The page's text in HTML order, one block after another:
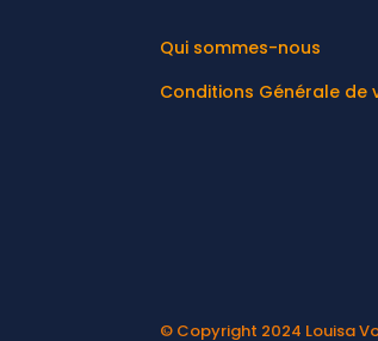
Qui sommes-nous
Conditions Générale de
© Copyright 2024 Louisa